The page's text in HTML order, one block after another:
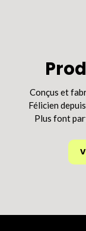
Conçus et
Félicien
Plus font